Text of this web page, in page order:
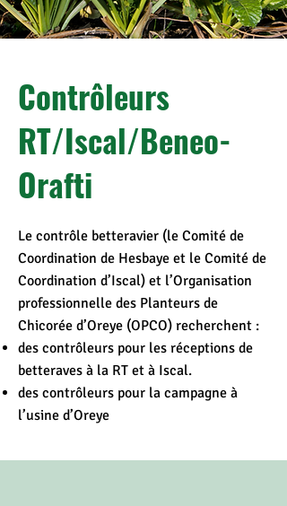
Contrôleurs
RT/Iscal/Beneo-
Orafti
Le contrôle betteravier (le Comité de
Coordination de Hesbaye et le Comité de
Coordination d’Iscal) et l’Organisation
professionnelle des Planteurs de
Chicorée d’Oreye (OPCO) recherchent :
des contrôleurs pour les réceptions de
betteraves à la RT et à Iscal.
des contrôleurs pour la campagne à
l’usine d’Oreye